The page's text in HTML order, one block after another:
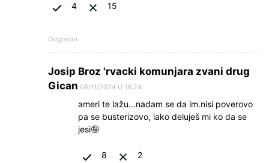
4 15
Odgovori
Josip Broz 'rvacki komunjara zvani drug
Gican 08/11/2024 U 16:24
ameri te lažu…nadam se da im.nisi poverovo
pa se busterizovo, iako deluješ mi ko da se
jesi🤪
8 2